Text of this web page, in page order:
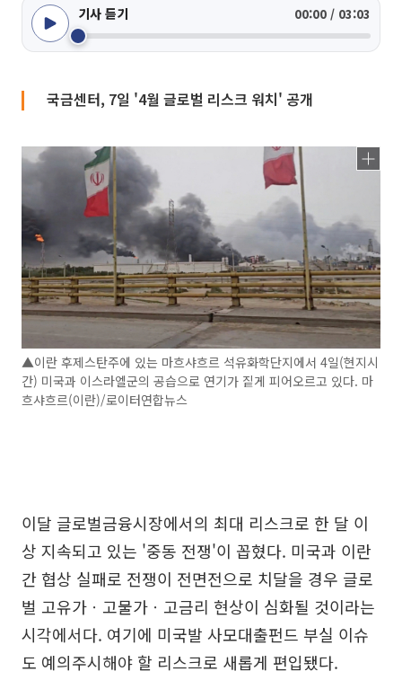
기사 듣기 00:00 / 03:03
국금센터, 7일 '4월 글로벌 리스크 워치' 공개
▲이란 후제스탄주에 있는 마흐샤흐르 석유화학단지에서 4일(현지시
간) 미국과 이스라엘군의 공습으로 연기가 짙게 피어오르고 있다. 마
흐샤흐르(이란)/로이터연합뉴스
이달 글로벌금융시장에서의 최대 리스크로 한 달 이
상 지속되고 있는 '중동 전쟁'이 꼽혔다. 미국과 이란
간 협상 실패로 전쟁이 전면전으로 치달을 경우 글로
벌 고유가ㆍ고물가ㆍ고금리 현상이 심화될 것이라는
시각에서다. 여기에 미국발 사모대출펀드 부실 이슈
도 예의주시해야 할 리스크로 새롭게 편입됐다.